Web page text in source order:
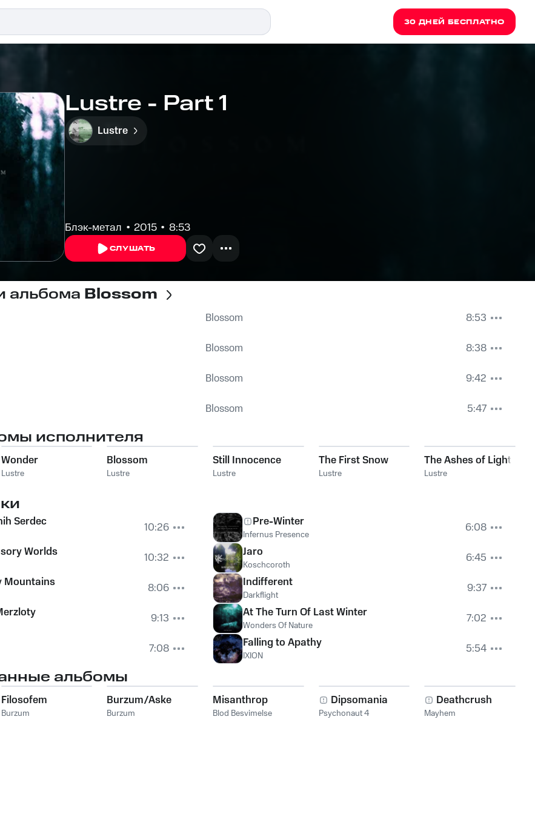
30 ДНЕЙ БЕСПЛАТНО
Lustre - Part 1
Lustre
Блэк-метал 2015 8:53
СЛУШАТЬ
альбома Blossom
Blossom
8:53
Blossom
8:38
Blossom
9:42
Blossom 5:47
исполнителя
Wonder
Lustre
Blossom
Lustre
Still Innocence
Lustre
The First Snow
Lustre
The Ashes of Light
Lustre
Serdec
10:26
Worlds
10:32
Mountains
8:06
9:13
7:08
Pre-Winter
Infernus Presence
6:08
Jaro
Koschcoroth
6:45
Indifferent
Darkflight
9:37
At The Turn Of Last Winter
Wonders Of Nature
7:02
Falling to Apathy
IXION 5:54
альбомы
Filosofem
Burzum
Burzum/Aske
Burzum
Misanthrop
Blod Besvimelse
Dipsomania
Psychonaut 4
Deathcrush
Mayhem